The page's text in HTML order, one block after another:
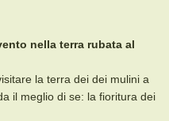
nella terra rubata al
la terra dei dei mulini a
il meglio di se: la fioritura dei